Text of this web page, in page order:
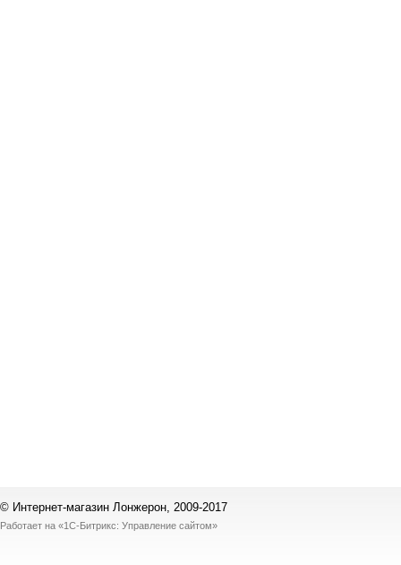
© Интернет-магазин Лонжерон, 2009-2017
Работает на «1С-Битрикс: Управление сайтом»